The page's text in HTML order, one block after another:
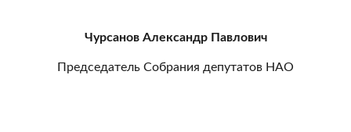
Чурсанов Александр Павлович
Председатель Собрания депутатов НАО